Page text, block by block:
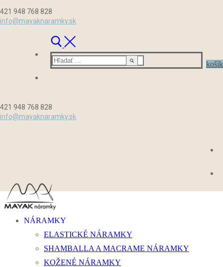
na
421 948 768 828
info@mayaknaramky.sk
Hľadať:
košík
421 948 768 828
info@mayaknaramky.sk
NÁRAMKY
ELASTICKÉ NÁRAMKY
SHAMBALLA A MACRAME NÁRAMKY
KOŽENÉ NÁRAMKY